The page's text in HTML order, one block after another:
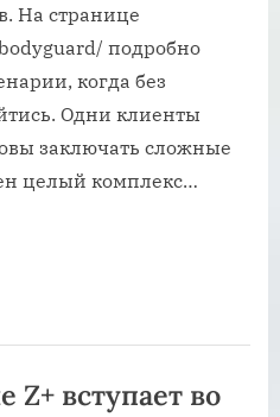
На странице
подробно
когда без
Одни клиенты
заключать сложные
целый комплекс…
Z+ вступает во